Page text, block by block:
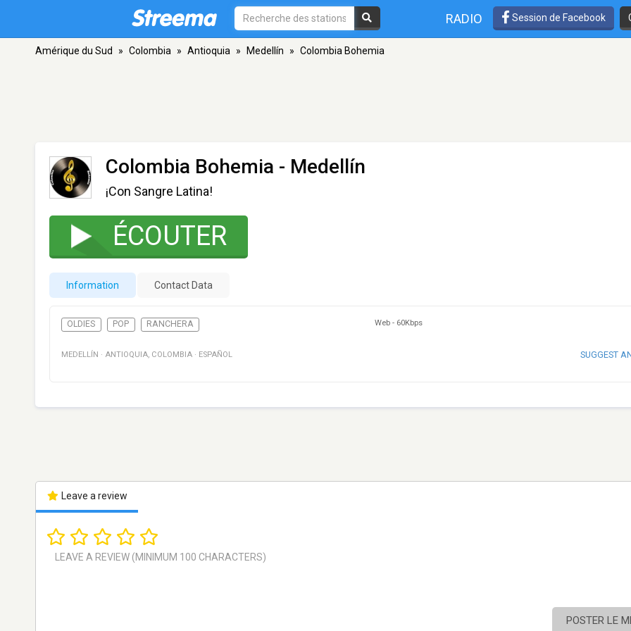
RADIO Session de Facebook
Amérique du Sud » Colombia » Antioquia » Medellín » Colombia Bohemia
Colombia Bohemia - Medellín
¡Con Sangre Latina!
ÉCOUTER
Information Contact Data
OLDIES POP RANCHERA Web - 60Kbps
MEDELLÍN · ANTIOQUIA, COLOMBIA · ESPAÑOL SUGGEST
Leave a review
POSTER LE